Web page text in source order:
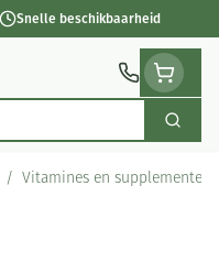
Snelle beschikbaarheid
Zoek
/ Vitamines en supplementen